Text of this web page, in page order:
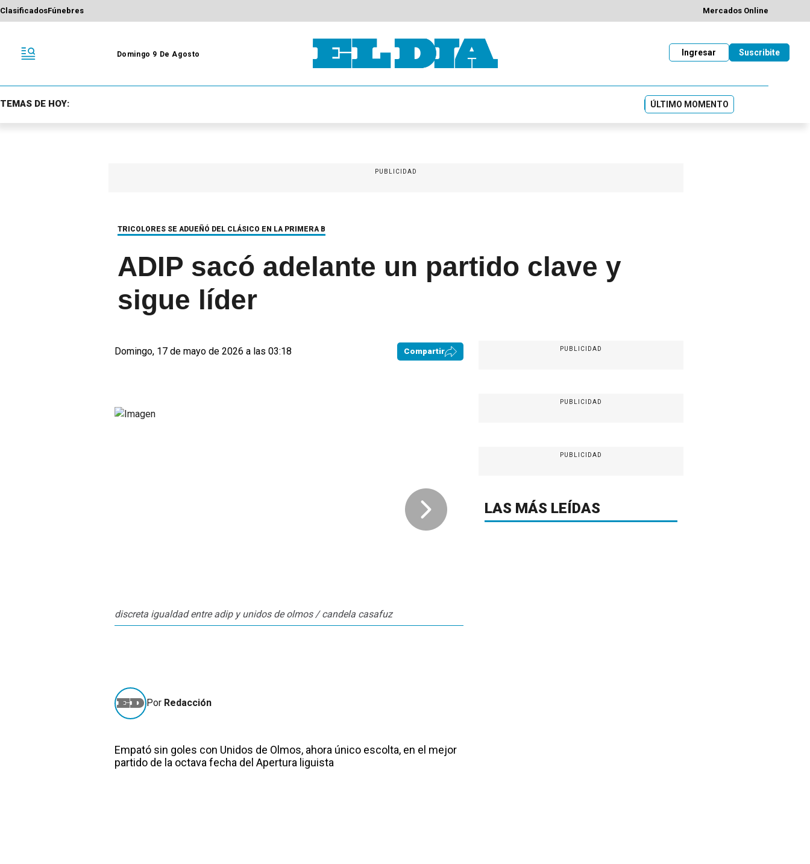
ClasificadosFúnebres Mercados Online
Domingo 9 De Agosto Suscribite
Ingresar
TEMAS DE HOY: ÚLTIMO MOMENTO
PUBLICIDAD
TRICOLORES SE ADUEÑÓ DEL CLÁSICO EN LA PRIMERA B
ADIP sacó adelante un partido clave y
sigue líder
Domingo, 17 de mayo de 2026 a las 03:18 Compartir
discreta igualdad entre adip y unidos de olmos / candela casafuz
Por Redacción
Empató sin goles con Unidos de Olmos, ahora único escolta, en el mejor
partido de la octava fecha del Apertura liguista
PUBLICIDAD
PUBLICIDAD
PUBLICIDAD
LAS MÁS LEÍDAS